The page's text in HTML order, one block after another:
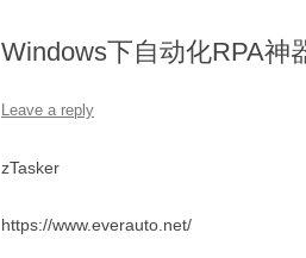
Windows下自动化RPA神
Leave a reply
zTasker
https://www.everauto.net/